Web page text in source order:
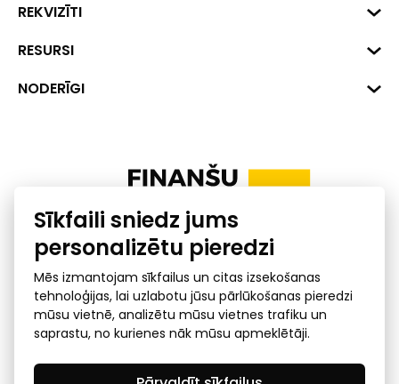
Biznesa centrs "VERDE" Roberta
1045
+371 287 18175
REKVIZĪTI
Reģ. Nr. 40008002175
Banka: SEB Banka
RESURSI
Dati
Uzņēmumu kredītspējas kalkulators
NODERĪGI
Ombuds
Privātuma politika
GDPR subjekta piekļuves
Sīkfaili sniedz jums
personalizētu pieredzi
Mēs izmantojam sīkfailus un citas izsekošanas
tehnoloģijas, lai uzlabotu jūsu pārlūkošanas pieredzi
mūsu vietnē, analizētu mūsu vietnes trafiku un
saprastu, no kurienes nāk mūsu apmeklētāji.